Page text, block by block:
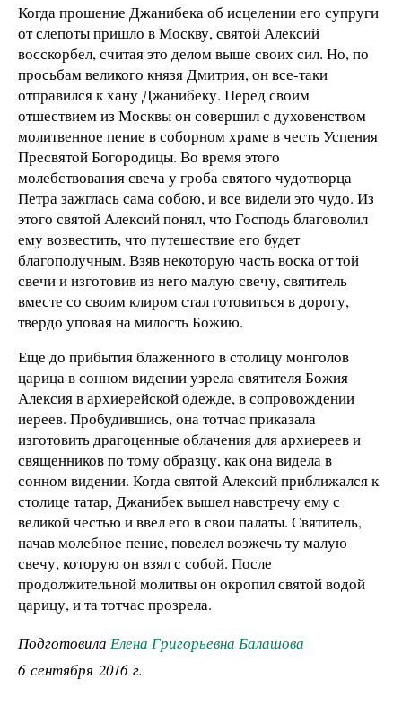
Когда прошение Джанибека об исцелении его супруги
от слепоты пришло в Москву, святой Алексий
восскорбел, считая это делом выше своих сил. Но, по
просьбам великого князя Дмитрия, он все-таки
отправился к хану Джанибеку. Перед своим
отшествием из Москвы он совершил с духовенством
молитвенное пение в соборном храме в честь Успения
Пресвятой Богородицы. Во время этого
молебствования свеча у гроба святого чудотворца
Петра зажглась сама собою, и все видели это чудо. Из
этого святой Алексий понял, что Господь благоволил
ему возвестить, что путешествие его будет
благополучным. Взяв некоторую часть воска от той
свечи и изготовив из него малую свечу, святитель
вместе со своим клиром стал готовиться в дорогу,
твердо уповая на милость Божию.
Еще до прибытия блаженного в столицу монголов
царица в сонном видении узрела святителя Божия
Алексия в архиерейской одежде, в сопровождении
иереев. Пробудившись, она тотчас приказала
изготовить драгоценные облачения для архиереев и
священников по тому образцу, как она видела в
сонном видении. Когда святой Алексий приближался к
столице татар, Джанибек вышел навстречу ему с
великой честью и ввел его в свои палаты. Святитель,
начав молебное пение, повелел возжечь ту малую
свечу, которую он взял с собой. После
продолжительной молитвы он окропил святой водой
царицу, и та тотчас прозрела.
Подготовила Елена Григорьевна Балашова
6 сентября 2016 г.